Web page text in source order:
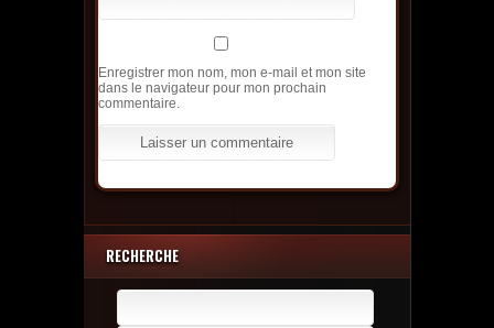
Enregistrer mon nom, mon e-mail et mon site
dans le navigateur pour mon prochain
commentaire.
RECHERCHE
Rechercher :